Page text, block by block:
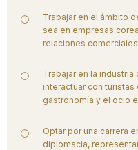
Trabajar en el ámbito
sea en empresas
relaciones
Trabajar en la
interactuar con
gastronomía y el ocio
Optar por una carrera
diplomacia,